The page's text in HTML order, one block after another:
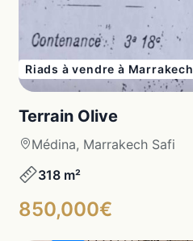
Riads à vendre à Marrakech
Terrain Olive
Médina, Marrakech Safi
318 m²
850,000€